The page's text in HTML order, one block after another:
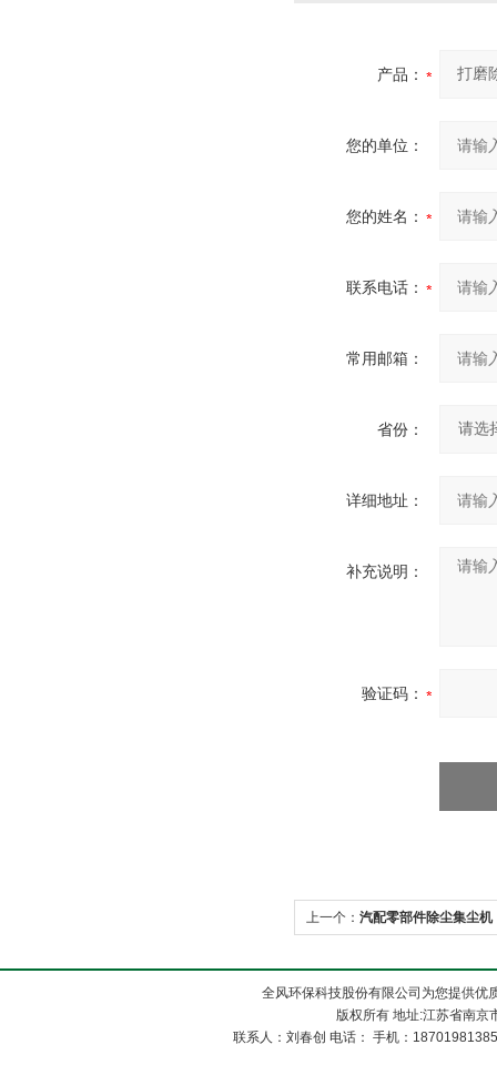
产品：
您的单位：
您的姓名：
联系电话：
常用邮箱：
省份：
详细地址：
补充说明：
验证码：
上一个： 汽配零部件除尘集尘机
全风环保科技股份有限公司为您提供优
版权所有 地址:江苏省南
联系人：刘春创 电话： 手机：